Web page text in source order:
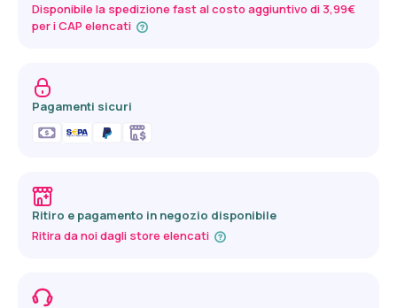
Disponibile la spedizione fast al costo aggiuntivo di 3,99€
per i CAP elencati
Pagamenti sicuri
Ritiro e pagamento in negozio disponibile
Ritira da noi dagli store elencati